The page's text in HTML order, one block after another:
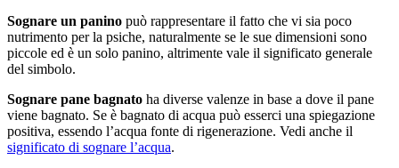
Sognare un panino può rappresentare il fatto che vi sia poco
nutrimento per la psiche, naturalmente se le sue dimensioni sono
piccole ed è un solo panino, altrimente vale il significato generale
del simbolo.
Sognare pane bagnato ha diverse valenze in base a dove il pane
viene bagnato. Se è bagnato di acqua può esserci una spiegazione
positiva, essendo l’acqua fonte di rigenerazione. Vedi anche il
significato di sognare l’acqua.